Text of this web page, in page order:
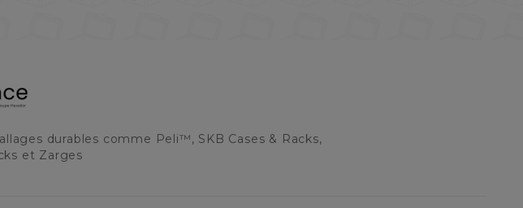
durables comme Peli™, SKB Cases & Racks,
et Zarges